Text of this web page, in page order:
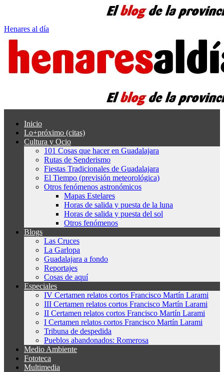
Henares al día
Inicio
Lo+próximo (citas)
Cultura y Ocio
101 Cosas que hacer en Guadalajara
Rutas de Senderismo
Fiestas Tradicionales de Guadalajara
El Tiempo (previsión meteorológica)
Otros fenómenos astronómicos
Mapas Estelares
Horas de salida y puesta de la luna
Horas de salida y puesta del sol
Otros fenómenos
Blogs
Las Cruces
La Garlopa
Guadalajara a fondo
Reportajes
Cosas de aquí
Especiales
IV Certamen relatos cortos Francisco Martín Larami
III Certamen relatos cortos Francisco Martín Larami
II Certamen relatos cortos Francisco Martín Larami
I Certamen relatos cortos Francisco Martín Larami
Tribuna de despedida
Pueblos abandonados: Romerosa
Medio Ambiente
Fototeca
Multimedia